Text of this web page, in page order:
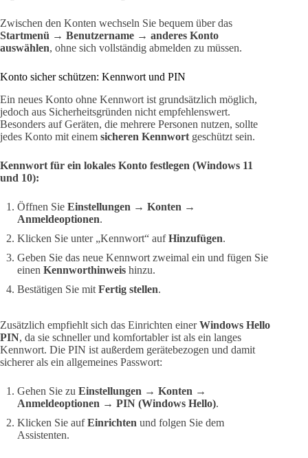
Zwischen den Konten wechseln Sie bequem über das
Startmenü → Benutzername → anderes Konto
auswählen, ohne sich vollständig abmelden zu müssen.
Konto sicher schützen: Kennwort und PIN
Ein neues Konto ohne Kennwort ist grundsätzlich möglich,
jedoch aus Sicherheitsgründen nicht empfehlenswert.
Besonders auf Geräten, die mehrere Personen nutzen, sollte
jedes Konto mit einem sicheren Kennwort geschützt sein.
Kennwort für ein lokales Konto festlegen (Windows 11
und 10):
Öffnen Sie Einstellungen → Konten →
Anmeldeoptionen.
Klicken Sie unter „Kennwort“ aufHinzufügen.
Geben Sie das neue Kennwort zweimal ein und fügen Sie
einen Kennworthinweis hinzu.
Bestätigen Sie mit Fertig stellen.
Zusätzlich empfiehlt sich das Einrichten einerWindows Hello
PIN, da sie schneller und komfortabler ist als ein langes
Kennwort. Die PIN ist außerdem gerätebezogen und damit
sicherer als ein allgemeines Passwort:
Gehen Sie zu Einstellungen → Konten →
Anmeldeoptionen → PIN (Windows Hello).
Klicken Sie aufEinrichten und folgen Sie dem
Assistenten.